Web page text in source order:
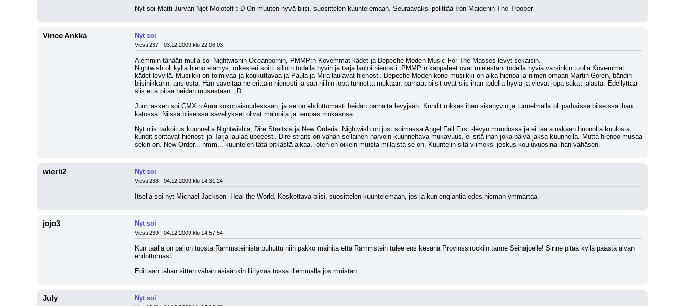
Nyt soi Matti Jurvan Njet Molotoff : D On muuten hyvä biisi, suosittelen kuuntelemaan. Seuraavaksi pelittää Iron Maidenin The Trooper
Vince Ankka Nyt soi
Viesti 237 - 03.12.2009 klo 22:06:03
Aiemmin tänään mulla soi Nightwishin Oceanbornin, PMMP:n Kovemmat kädet ja Depeche Moden Music For The Masses levyt sekaisin.
Nightwish oli kyllä hieno elämys, orkesteri soitti silloin todella hyvin ja tarja lauloi hienosti. PMMP:n kappaleet ovat mielestäni todella hyviä varsinkin tuolla Kovemmat
kädet levyllä. Musiikki on toimivaa ja koukuttavaa ja Paula ja Mira laulavat hienosti. Depeche Moden kone musiikki on aika hienoa ja nimen omaan Martin Goren, bändin
biisinikkarin, ansiosta. Hän säveltää ne erittäin hienosti ja saa niihin jopa tunnetta mukaan. parhaat biisit ovat siis ihan todella hyviä ja vievät jopa sukat jalasta. Edellyttää
siis että pitää heidän musastaan. ;D
Juuri äsken soi CMX:n Aura kokonaisuudessaan, ja se on ehdottomasti heidän parhaita levyjään. Kundit rokkas ihan sikahyvin ja tunnelmalla oli parhaissa biiseissä ihan
katossa. Niissä biiseissä sävellykset olivat mainoita ja tempas mukaansa.
Nyt olis tarkoitus kuunnella Nightwishiä, Dire Straitsiä ja New Orderia. Nightwish on just soimassa Angel Fall First -levyn muodossa ja ei tää ainakaan huonolta kuulosta,
kundit soittavat hienosti ja Tarja laulaa upeeesti. Dire straits on vähän sellainen harvoin kuunneltava mukavuus, ei sitä ihan joka päivä jaksa kuunnella. Mutta hienoo musaa
sekin on. New Order... hmm... kuuntelen tätä pitkästä aikaa, joten en oikein muista millaista se on. Kuuntelin sitä viimeksi joskus kouluvuosina ihan vähäsen.
wierii2 Nyt soi
Viesti 238 - 04.12.2009 klo 14:31:24
Itsellä soi nyt Michael Jackson -Heal the World. Koskettava biisi, suosittelen kuuntelemaan, jos ja kun englantia edes hieman ymmärtää.
jojo3 Nyt soi
Viesti 239 - 04.12.2009 klo 14:57:54
Kun täällä on paljon tuosta Rammsteinista puhuttu niin pakko mainita että Rammstein tulee ens kesänä Provinssirockiin tänne Seinäjoelle! Sinne pitää kyllä päästä aivan
ehdottomasti...
Edittaan tähän sitten vähän asiaankin liittyvää tossa illemmalla jos muistan...
July Nyt soi